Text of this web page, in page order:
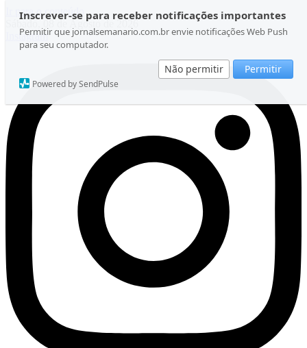
Inscrever-se para receber notificações importantes
Permitir que jornalsemanario.com.br envie notificações Web Push
para seu computador.
Não permitir Permitir
Powered by SendPulse
Ir para o conteúdo
Sábado, 08 de Agosto de 2026
Instagram